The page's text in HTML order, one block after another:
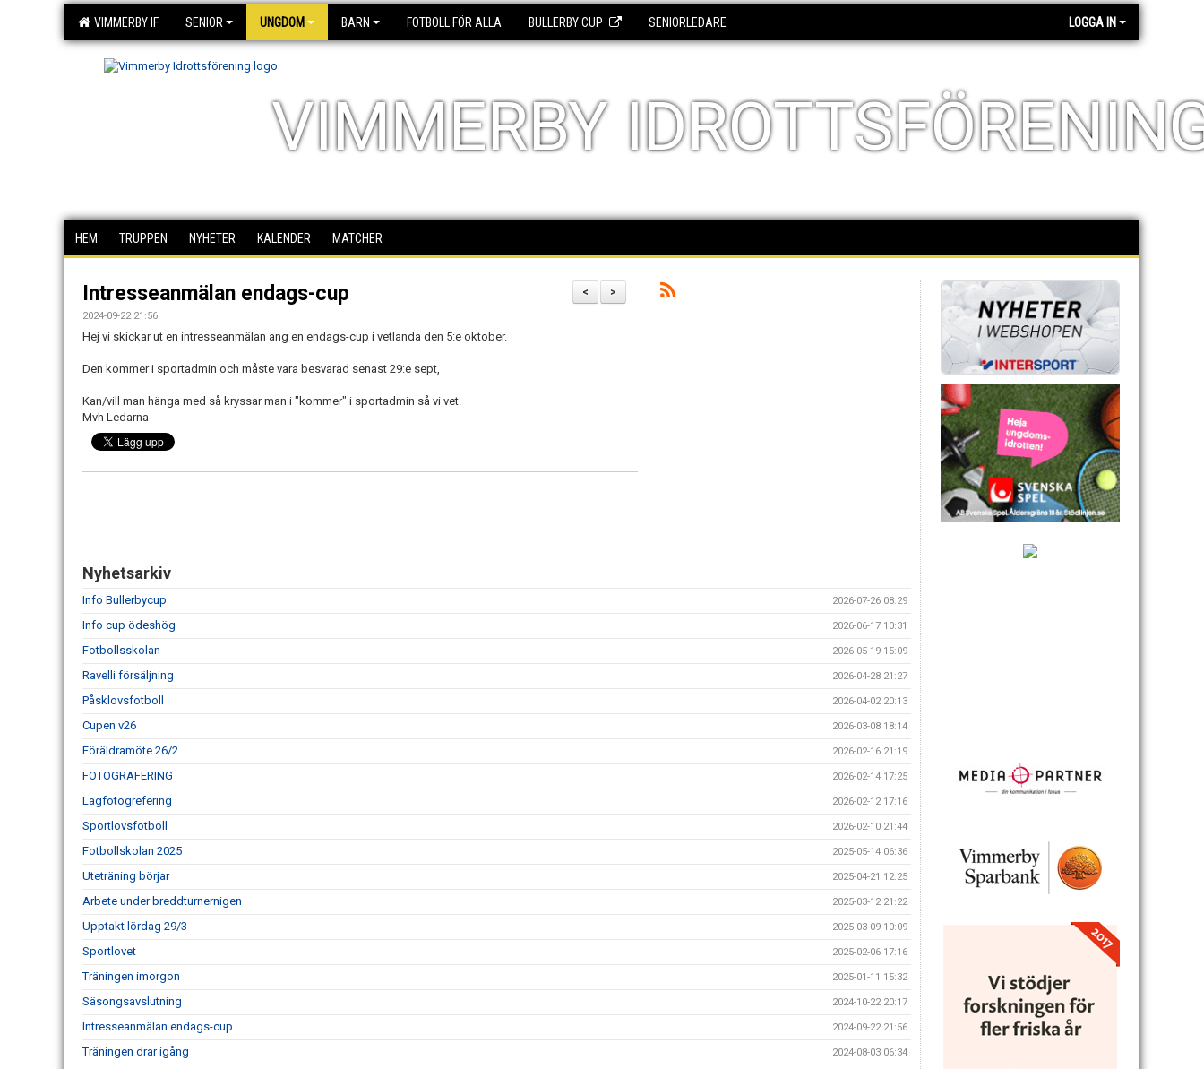
VIMMERBY IF SENIOR UNGDOM BARN FOTBOLL FÖR ALLA BULLERBY CUP SENIORLEDARE LOGGA IN
VIMMERBY
HEM TRUPPEN NYHETER KALENDER MATCHER
>
<
Intresseanmälan endags-cup
2024-09-22 21:56
Hej vi skickar ut en intresseanmälan ang en endags-cup i vetlanda den 5:e oktober.
Den kommer i sportadmin och måste vara besvarad senast 29:e sept,
Kan/vill man hänga med så kryssar man i "kommer" i sportadmin så vi vet.
Mvh Ledarna
Nyhetsarkiv
Info Bullerbycup 2026-07-26 08:29
Info cup ödeshög 2026-06-17 10:31
Fotbollsskolan 2026-05-19 15:09
Ravelli försäljning 2026-04-28 21:27
Påsklovsfotboll 2026-04-02 20:13
Cupen v26 2026-03-08 18:14
Föräldramöte 26/2 2026-02-16 21:19
FOTOGRAFERING 2026-02-14 17:25
Lagfotogrefering 2026-02-12 17:16
Sportlovsfotboll 2026-02-10 21:44
Fotbollskolan 2025 2025-05-14 06:36
Uteträning börjar 2025-04-21 12:25
Arbete under breddturnernigen 2025-03-12 21:22
Upptakt lördag 29/3 2025-03-09 10:09
Sportlovet 2025-02-06 17:16
Träningen imorgon 2025-01-11 15:32
Säsongsavslutning 2024-10-22 20:17
Intresseanmälan endags-cup 2024-09-22 21:56
Träningen drar igång 2024-08-03 06:34